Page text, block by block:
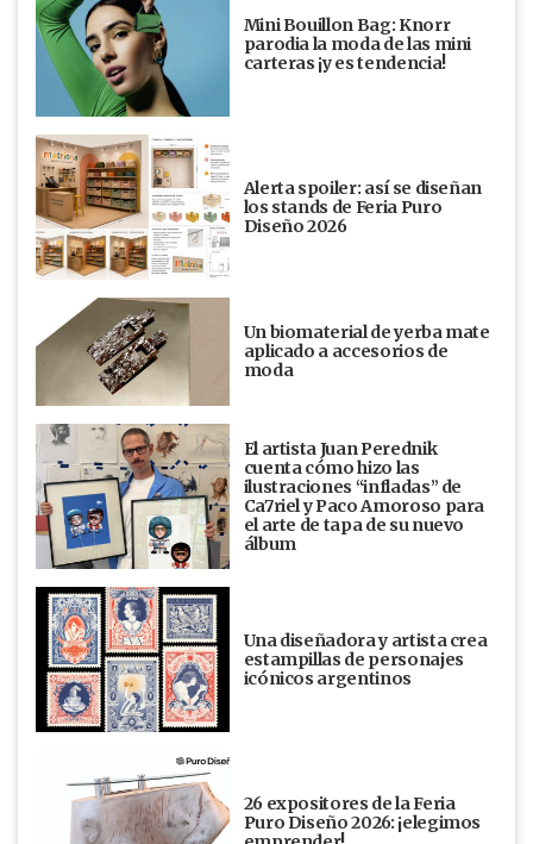
Mini Bouillon Bag: Knorr
parodia la moda de las mini
carteras ¡y es tendencia!
Alerta spoiler: así se diseñan
los stands de Feria Puro
Diseño 2026
Un biomaterial de yerba mate
aplicado a accesorios de
moda
El artista Juan Perednik
cuenta cómo hizo las
ilustraciones “infladas” de
Ca7riel y Paco Amoroso para
el arte de tapa de su nuevo
álbum
Una diseñadora y artista crea
estampillas de personajes
icónicos argentinos
26 expositores de la Feria
Puro Diseño 2026: ¡elegimos